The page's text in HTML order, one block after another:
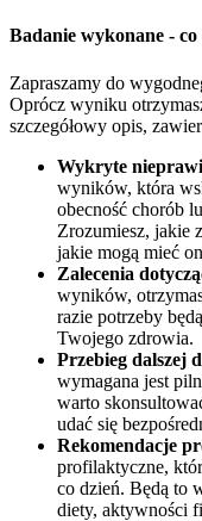
Badanie wykonane - co
Zapraszamy do
Oprócz wyniku
szczegółowy opis,
Wykryte
wyników, która
obecność chorób
Zrozumiesz, jakie
jakie mogą mieć
Zalecenia
wyników,
razie potrzeby
Twojego zdrowia.
Przebieg dalszej
wymagana jest
warto
udać się
Rekomendacje
profilaktyczne,
co dzień. Będą to
diety, aktywności